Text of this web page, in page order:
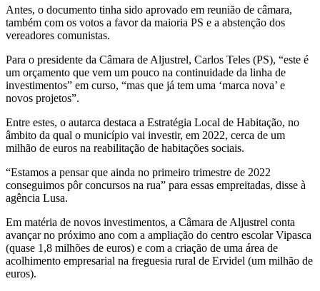
Antes, o documento tinha sido aprovado em reunião de câmara,
também com os votos a favor da maioria PS e a abstenção dos
vereadores comunistas.
Para o presidente da Câmara de Aljustrel, Carlos Teles (PS), “este é
um orçamento que vem um pouco na continuidade da linha de
investimentos” em curso, “mas que já tem uma ‘marca nova’ e
novos projetos”.
Entre estes, o autarca destaca a Estratégia Local de Habitação, no
âmbito da qual o município vai investir, em 2022, cerca de um
milhão de euros na reabilitação de habitações sociais.
“Estamos a pensar que ainda no primeiro trimestre de 2022
conseguimos pôr concursos na rua” para essas empreitadas, disse à
agência Lusa.
Em matéria de novos investimentos, a Câmara de Aljustrel conta
avançar no próximo ano com a ampliação do centro escolar Vipasca
(quase 1,8 milhões de euros) e com a criação de uma área de
acolhimento empresarial na freguesia rural de Ervidel (um milhão de
euros).